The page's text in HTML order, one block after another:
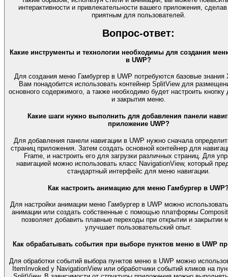
интерактивности и привлекательности вашего приложения,
приятным для пользователей.
Вопрос-ответ:
Какие инструменты и технологии необходимы для создания
в UWP?
Для создания меню Гамбургер в UWP потребуются базовые знания
Вам понадобится использовать контейнер SplitView для
основного содержимого, а также необходимо будет настроить кнопку
и закрытия меню.
Какие шаги нужно выполнить для добавления панели
приложение UWP?
Для добавления панели навигации в UWP нужно сначала
страниц приложения. Затем создать основной контейнер для
Frame, и настроить его для загрузки различных страниц. Для
навигацией можно использовать класс NavigationView, который
стандартный интерфейс для меню навигации.
Как настроить анимацию для меню Гамбургер в
Для настройки анимации меню Гамбургер в UWP можно
анимации или создать собственные с помощью платформы
позволяет добавить плавные переходы при открытии и закрытии
улучшает пользовательский опыт.
Как обрабатывать события при выборе пунктов меню в UWP
Для обработки событий выбора пунктов меню в UWP можно
ItemInvoked у NavigationView или обработчики событий кликов на